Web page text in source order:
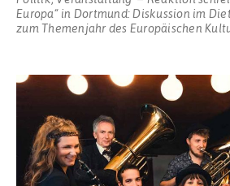
Europa“ in Dortmund: Diskussion im
zum Themenjahr des Europäischen